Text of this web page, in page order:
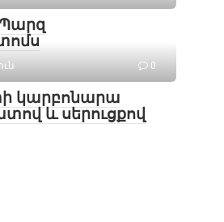
0
կարբոնարա
և սերուցքով